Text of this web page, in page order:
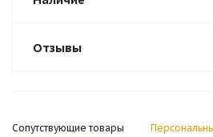
Отзывы
Сопутствующие товары